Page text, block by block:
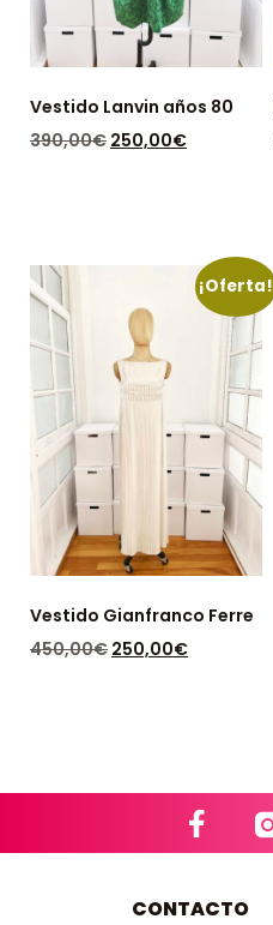
Vestido Lanvin años 80
390,00€ 250,00€
¡Oferta!
Vestido Gianfranco Ferre
450,00€ 250,00€
CONTACTO